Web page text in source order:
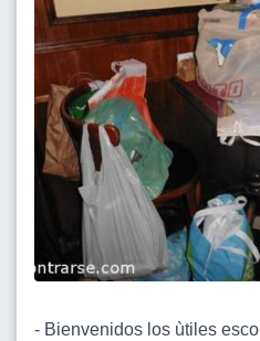
- Bienvenidos los ùtiles